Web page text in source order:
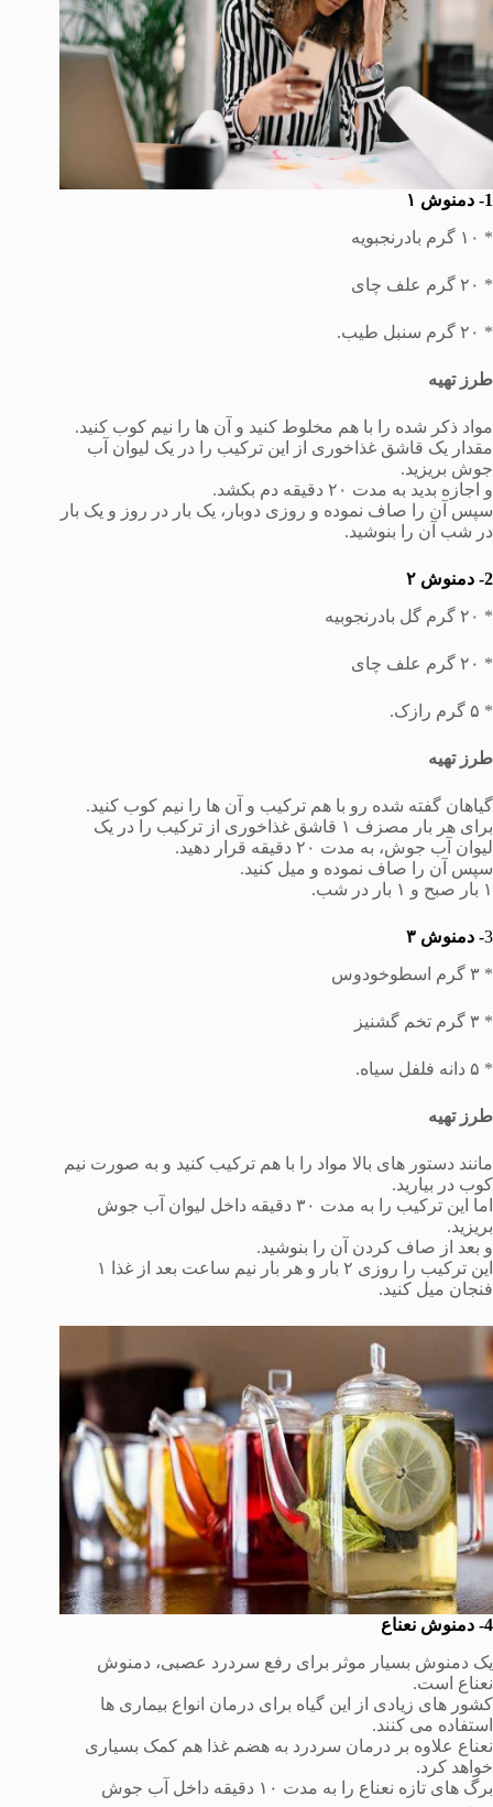
1- دمنوش ۱
* ۱۰ گرم بادرنجبویه
* ۲۰ گرم علف چای
* ۲۰ گرم سنبل طیب.
طرز تهیه
مواد ذکر شده را با هم مخلوط کنید و آن ها را نیم کوب کنید.
مقدار یک قاشق غذاخوری از این ترکیب را در یک لیوان آب
جوش بریزید.
و اجازه بدید به مدت ۲۰ دقیقه دم بکشد.
سپس آن را صاف نموده و روزی دوبار، یک بار در روز و یک بار
در شب آن را بنوشید.
2- دمنوش ۲
* ۲۰ گرم گل بادرنجوبیه
* ۲۰ گرم علف چای
* ۵ گرم رازک.
طرز تهیه
گیاهان گفته شده رو با هم ترکیب و آن ها را نیم کوب کنید.
برای هر بار مصزف ۱ قاشق غذاخوری از ترکیب را در یک
لیوان آب جوش، به مدت ۲۰ دقیقه قرار دهید.
سپس آن را صاف نموده و میل کنید.
۱ بار صبح و ۱ بار در شب.
3- دمنوش ۳
* ۳ گرم اسطوخودوس
* ۳ گرم تخم گشنیز
* ۵ دانه فلفل سیاه.
طرز تهیه
مانند دستور های بالا مواد را با هم ترکیب کنید و به صورت نیم
کوب در بیارید.
اما این ترکیب را به مدت ۳۰ دقیقه داخل لیوان آب جوش
بریزید.
و بعد از صاف کردن آن را بنوشید.
این ترکیب را روزی ۲ بار و هر بار نیم ساعت بعد از غذا ۱
فنجان میل کنید.
4- دمنوش نعناع
یک دمنوش بسیار موثر برای رفع سردرد عصبی، دمنوش
نعناع است.
کشور های زیادی از این گیاه برای درمان انواع بیماری ها
استفاده می کنند.
نعناع علاوه بر درمان سردرد به هضم غذا هم کمک بسیاری
خواهد کرد.
برگ های تازه نعناع را به مدت ۱۰ دقیقه داخل آب جوش